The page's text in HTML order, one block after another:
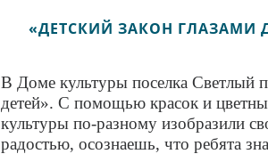
«ДЕТСКИЙ ЗАКОН ГЛАЗАМИ
В Доме культуры поселка Светлый
детей». С помощью красок и
культуры по-разному изобразили
радостью, осознаешь, что ребята